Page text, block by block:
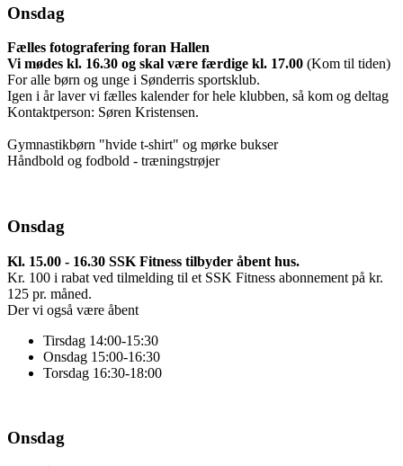
Onsdag
Fælles fotografering foran Hallen
Vi mødes kl. 16.30 og skal være færdige kl. 17.00 (Kom til tiden)
For alle børn og unge i Sønderris sportsklub.
Igen i år laver vi fælles kalender for hele klubben, så kom og deltag
Kontaktperson: Søren Kristensen.
Gymnastikbørn "hvide t-shirt" og mørke bukser
Håndbold og fodbold - træningstrøjer
Onsdag
Kl. 15.00 - 16.30 SSK Fitness tilbyder åbent hus.
Kr. 100 i rabat ved tilmelding til et SSK Fitness abonnement på kr.
125 pr. måned.
Der vi også være åbent
Tirsdag 14:00-15:30
Onsdag 15:00-16:30
Torsdag 16:30-18:00
Onsdag